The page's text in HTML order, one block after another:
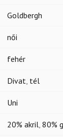
Goldbergh
női
fehér
Divat, tél
Uni
20% akril, 80%